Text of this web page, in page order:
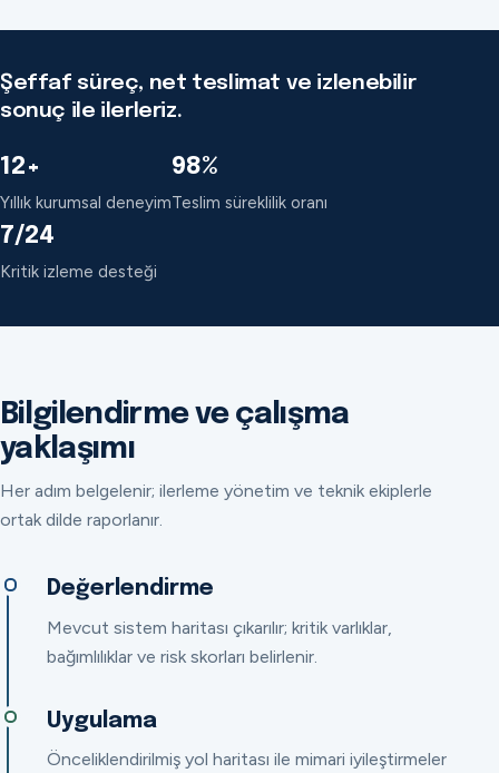
Şeffaf süreç, net teslimat ve izlenebilir
sonuç ile ilerleriz.
12+
Yıllık kurumsal deneyim
98%
Teslim süreklilik oranı
7/24
Kritik izleme desteği
Bilgilendirme ve çalışma
yaklaşımı
Her adım belgelenir; ilerleme yönetim ve teknik ekiplerle
ortak dilde raporlanır.
Değerlendirme
Mevcut sistem haritası çıkarılır; kritik varlıklar,
bağımlılıklar ve risk skorları belirlenir.
Uygulama
Önceliklendirilmiş yol haritası ile mimari iyileştirmeler